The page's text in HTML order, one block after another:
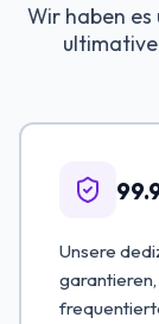
Wir haben
Unsere